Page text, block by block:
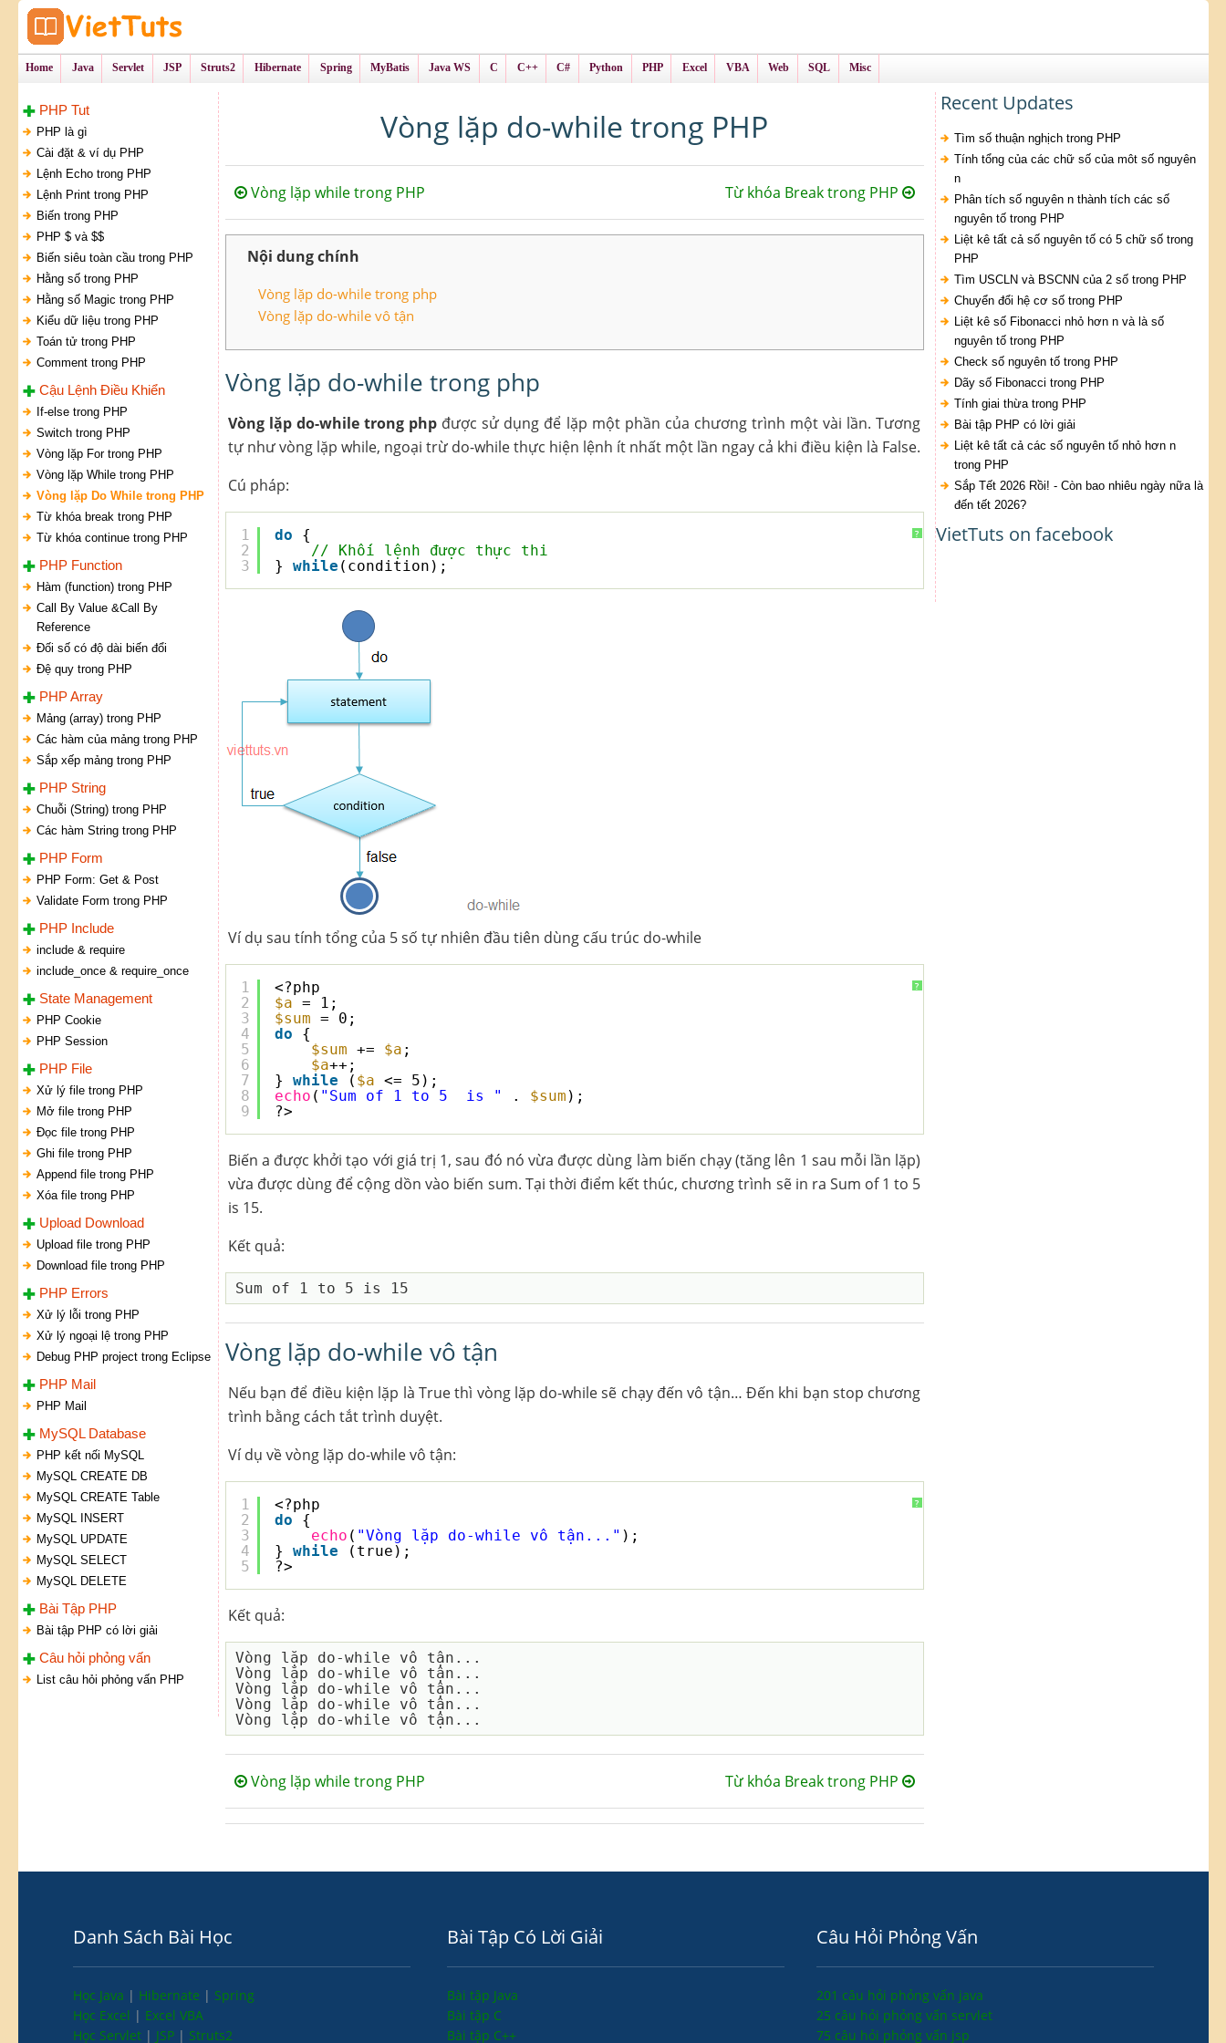
Home Java Servlet JSP Struts2 Hibernate Spring MyBatis Java WS C C++ C# Python PHP Excel VBA Web SQL Misc
PHP Tut
PHP là gì
Cài đặt & ví dụ PHP
Lệnh Echo trong PHP
Lệnh Print trong PHP
Biến trong PHP
PHP $ và $$
Biến siêu toàn cầu trong PHP
Hằng số trong PHP
Hằng số Magic trong PHP
Kiểu dữ liệu trong PHP
Toán tử trong PHP
Comment trong PHP
Cậu Lệnh Điều Khiển
If-else trong PHP
Switch trong PHP
Vòng lặp For trong PHP
Vòng lặp While trong PHP
Vòng lặp Do While trong PHP
Từ khóa break trong PHP
Từ khóa continue trong PHP
PHP Function
Hàm (function) trong PHP
Call By Value &Call By
Reference
Đối số có độ dài biến đổi
Đệ quy trong PHP
PHP Array
Mảng (array) trong PHP
Các hàm của mảng trong PHP
Sắp xếp mảng trong PHP
PHP String
Chuỗi (String) trong PHP
Các hàm String trong PHP
PHP Form
PHP Form: Get & Post
Validate Form trong PHP
PHP Include
include & require
include_once & require_once
State Management
PHP Cookie
PHP Session
PHP File
Xử lý file trong PHP
Mở file trong PHP
Đọc file trong PHP
Ghi file trong PHP
Append file trong PHP
Xóa file trong PHP
Upload Download
Upload file trong PHP
Download file trong PHP
PHP Errors
Xử lý lỗi trong PHP
Xử lý ngoại lệ trong PHP
Debug PHP project trong Eclipse
PHP Mail
PHP Mail
MySQL Database
PHP kết nối MySQL
MySQL CREATE DB
MySQL CREATE Table
MySQL INSERT
MySQL UPDATE
MySQL SELECT
MySQL DELETE
Bài Tập PHP
Bài tập PHP có lời giải
Câu hỏi phỏng vấn
List câu hỏi phỏng vấn PHP
Vòng lặp do-while trong PHP
Vòng lặp while trong PHP Từ khóa Break trong PHP
Nội dung chính
Vòng lặp do-while trong php
Vòng lặp do-while vô tận
Vòng lặp do-while trong php
Vòng lặp do-while trong php được sử dụng để lặp một phần của chương trình một vài lần. Tương
tự như vòng lặp while, ngoại trừ do-while thực hiện lệnh ít nhất một lần ngay cả khi điều kiện là False.
Cú pháp:
?
1
2
3
do
{
// Khối lệnh được thực thi
} while (condition);
Ví dụ sau tính tổng của 5 số tự nhiên đầu tiên dùng cấu trúc do-while
?
1
2
3
4
5
6
7
8
9
<?php
$a = 1;
$sum = 0;
do
{
$sum += $a ;
$a++;
} while ( $a <= 5);
echo ( "Sum of 1 to 5  is " . $sum );
?>
Biến a được khởi tạo với giá trị 1, sau đó nó vừa được dùng làm biến chạy (tăng lên 1 sau mỗi lần lặp)
vừa được dùng để cộng dồn vào biến sum. Tại thời điểm kết thúc, chương trình sẽ in ra Sum of 1 to 5
is 15.
Kết quả:
Vòng lặp do-while vô tận
Nếu bạn để điều kiện lặp là True thì vòng lặp do-while sẽ chạy đến vô tận… Đến khi bạn stop chương
trình bằng cách tắt trình duyệt.
Ví dụ về vòng lặp do-while vô tận:
?
1
2
3
4
5
<?php
do
{
echo ( "Vòng lặp do-while vô tận..." );
} while
(true);
?>
Kết quả:
Vòng lặp do-while vô tận...
Vòng lặp do-while vô tận...
Vòng lặp do-while vô tận...
Vòng lặp do-while vô tận...
Vòng lặp while trong PHP Từ khóa Break trong PHP
Recent Updates
Tìm số thuận nghịch trong PHP
Tính tổng của các chữ số của môt số nguyên
n
Phân tích số nguyên n thành tích các số
nguyên tố trong PHP
Liệt kê tất cả số nguyên tố có 5 chữ số trong
PHP
Tìm USCLN và BSCNN của 2 số trong PHP
Chuyển đổi hệ cơ số trong PHP
Liệt kê số Fibonacci nhỏ hơn n và là số
nguyên tố trong PHP
Check số nguyên tố trong PHP
Dãy số Fibonacci trong PHP
Tính giai thừa trong PHP
Bài tập PHP có lời giải
Liệt kê tất cả các số nguyên tố nhỏ hơn n
trong PHP
Sắp Tết 2026 Rồi! - Còn bao nhiêu ngày nữa là
đến tết 2026?
VietTuts on facebook
Danh Sách Bài Học
Học Java | Hibernate | Spring
Học Excel | Excel VBA
Học Servlet | JSP | Struts2
Bài Tập Có Lời Giải
Bài tập Java
Bài tập C
Bài tập C++
Câu Hỏi Phỏng Vấn
201 câu hỏi phỏng vấn java
25 câu hỏi phỏng vấn servlet
75 câu hỏi phỏng vấn jsp